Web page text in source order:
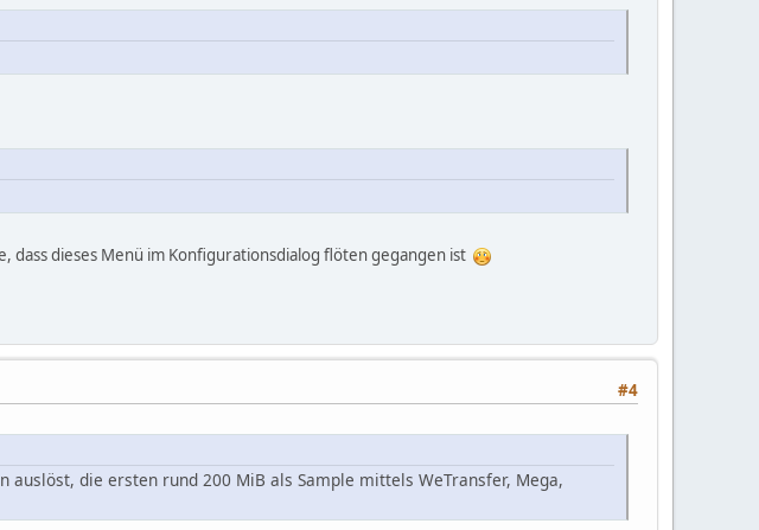
dass dieses Menü im Konfigurationsdialog flöten gegangen ist
#4
die ersten rund 200 MiB als Sample mittels WeTransfer, Mega,